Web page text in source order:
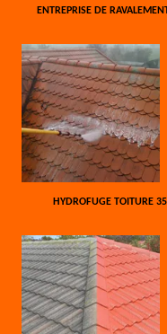
ENTREPRISE DE
HYDROFUGE TOITURE 35